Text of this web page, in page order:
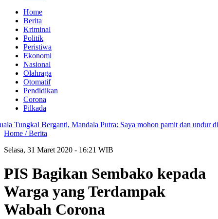
Home
Berita
Kriminal
Politik
Peristiwa
Ekonomi
Nasional
Olahraga
Otomatif
Pendidikan
Corona
Pilkada
Berganti, Mandala Putra: Saya mohon pamit dan undur diri
Home /Berita
Selasa, 31 Maret 2020 - 16:21 WIB
PIS Bagikan Sembako kepada
Warga yang Terdampak
Wabah Corona